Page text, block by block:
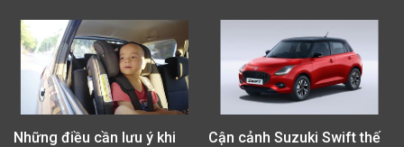
Những điều cần lưu ý khi
Cận cảnh Suzuki Swift thế